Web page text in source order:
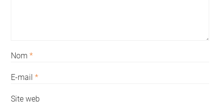
Nom *
E-mail *
Site web